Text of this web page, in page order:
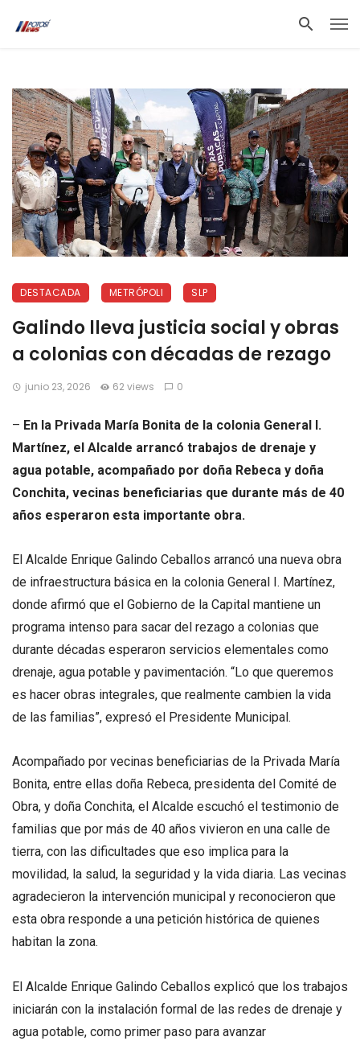
DESTACADA METRÓPOLI SLP
Galindo lleva justicia social y obras
a colonias con décadas de rezago
junio 23, 2026 62 views 0
– En la Privada María Bonita de la colonia General I.
Martínez, el Alcalde arrancó trabajos de drenaje y
agua potable, acompañado por doña Rebeca y doña
Conchita, vecinas beneficiarias que durante más de 40
años esperaron esta importante obra.
El Alcalde Enrique Galindo Ceballos arrancó una nueva obra
de infraestructura básica en la colonia General I. Martínez,
donde afirmó que el Gobierno de la Capital mantiene un
programa intenso para sacar del rezago a colonias que
durante décadas esperaron servicios elementales como
drenaje, agua potable y pavimentación. “Lo que queremos
es hacer obras integrales, que realmente cambien la vida
de las familias”, expresó el Presidente Municipal.
Acompañado por vecinas beneficiarias de la Privada María
Bonita, entre ellas doña Rebeca, presidenta del Comité de
Obra, y doña Conchita, el Alcalde escuchó el testimonio de
familias que por más de 40 años vivieron en una calle de
tierra, con las dificultades que eso implica para la
movilidad, la salud, la seguridad y la vida diaria. Las vecinas
agradecieron la intervención municipal y reconocieron que
esta obra responde a una petición histórica de quienes
habitan la zona.
El Alcalde Enrique Galindo Ceballos explicó que los trabajos
iniciarán con la instalación formal de las redes de drenaje y
agua potable, como primer paso para avanzar